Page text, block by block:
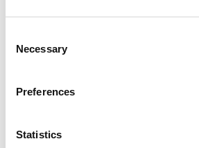
Selection
Necessary
Preferences
Statistics
Maider Baskaran Razkin -
"El equipamiento industrial que